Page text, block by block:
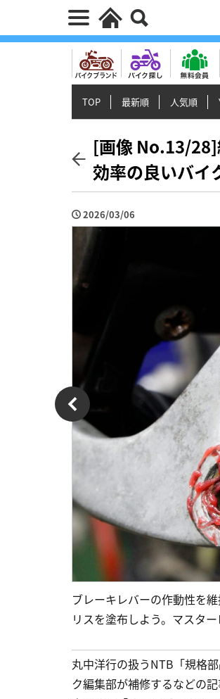
TOP 最新順 人気順
[画像 No.13/28]
効率の良いバイ
2026/03/06
ブレーキレバーの作動性を
リスを塗布しよう。マスタ
丸中洋行の扱うNTB「規格
ク編集部が補修するなどの